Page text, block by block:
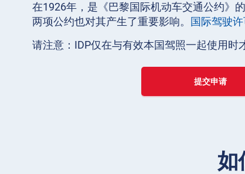
在1926年，是《巴黎国际机动车交通公约》
两项公约也对其产生了重要影响。 国际驾驶
请注意：IDP仅在与有效本国驾照一起使用时
提交申请
如